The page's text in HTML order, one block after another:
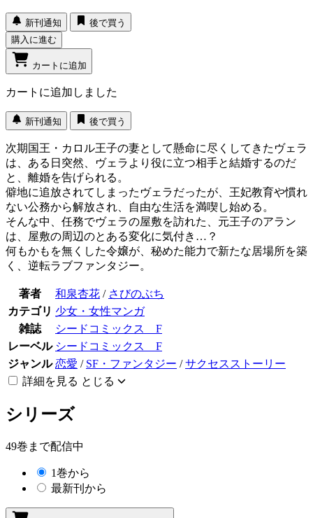
新刊通知
後で買う
購入に進む
カートに追加
カートに追加しました
新刊通知 後で買う
次期国王・カロル王子の妻として懸命に尽くしてきたヴェラ
は、ある日突然、ヴェラより役に立つ相手と結婚するのだ
と、離婚を告げられる。
僻地に追放されてしまったヴェラだったが、王妃教育や慣れ
ない公務から解放され、自由な生活を満喫し始める。
そんな中、任務でヴェラの屋敷を訪れた、元王子のアラン
は、屋敷の周辺のとある変化に気付き…？
何もかもを無くした令嬢が、秘めた能力で新たな居場所を築
く、逆転ラブファンタジー。
著者 和泉杏花 / さびのぶち
カテゴリ 少女・女性マンガ
雑誌
シードコミックス F
レーベル シードコミックス F
ジャンル 恋愛 / SF・ファンタジー /サクセスストーリー
詳細を見る とじる
シリーズ
49巻まで配信中
1巻から
最新刊から